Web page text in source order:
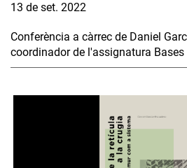
13 de set. 2022
Conferència a càrrec de Daniel
coordinador de l'assignatura Bases